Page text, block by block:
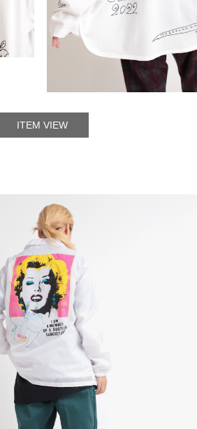
ITEM VIEW